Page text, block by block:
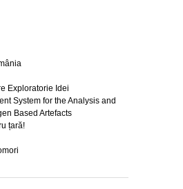
Exploratorie Idei
System for the Analysis and
Based Artefacts
țară!